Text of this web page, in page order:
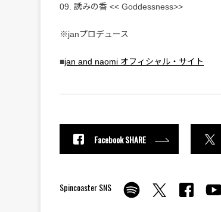
09. 誘みの香 << Goddessness>>
※janプロデュース
■jan and naomi オフィシャル・サイト
Facebook SHARE
Spincoaster SNS